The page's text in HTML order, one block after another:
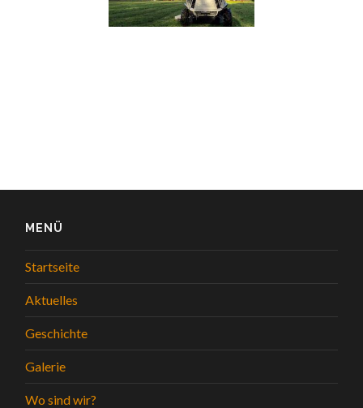
MENÜ
Startseite
Aktuelles
Geschichte
Galerie
Wo sind wir?